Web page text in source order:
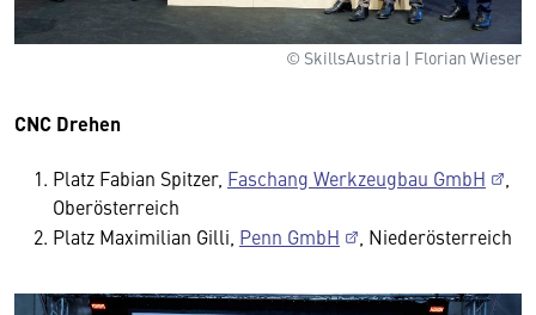
© SkillsAustria | Florian Wieser
CNC Drehen
Platz Fabian Spitzer, Faschang Werkzeugbau GmbH
Oberösterreich
Platz Maximilian Gilli, Penn GmbH , Niederösterreich